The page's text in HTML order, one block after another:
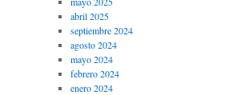
abril 2025
septiembre 2024
agosto 2024
mayo 2024
febrero 2024
enero 2024